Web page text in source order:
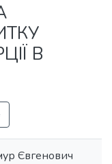
В
Євгенович